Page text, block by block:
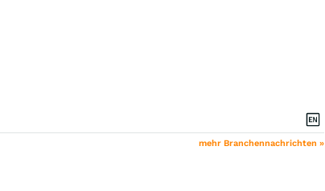
mehr Branchennachrichten »